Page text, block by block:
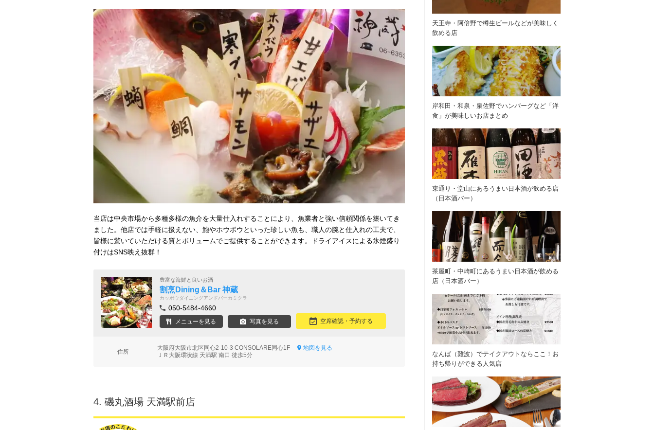
当店は中央市場から多種多様の魚介を大量仕入れすることにより、魚業者と強い信頼関係を築いてき
ました。他店では手軽に扱えない、鮑やホウボウといった珍しい魚も、職人の腕と仕入れの工夫で、
皆様に驚いていただける質とボリュームでご提供することができます。ドライアイスによる氷煙盛り
付けはSNS映え抜群！
豊富な海鮮と良いお酒
割烹Dining＆Bar 神蔵
カッポウダイニングアンドバーカミクラ
050-5484-4660
メニューを見る 写真を見る 空席確認・予約する
住所
大阪府大阪市北区同心2-10-3 CONSOLARE同心1F
地図を見る
ＪＲ大阪環状線 天満駅 南口 徒歩5分
4. 磯丸酒場 天満駅前店
天王寺・阿倍野で樽生ビールなどが美味しく
飲める店
岸和田・和泉・泉佐野でハンバーグなど「洋
食」が美味しいお店まとめ
東通り・堂山にあるうまい日本酒が飲める店
（日本酒バー）
茶屋町・中崎町にあるうまい日本酒が飲める
店（日本酒バー）
なんば（難波）でテイクアウトならここ！お
持ち帰りができる人気店